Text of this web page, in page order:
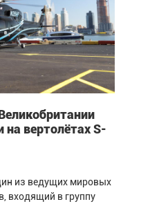
на вертолётах S-
из ведущих мировых
входящий в группу